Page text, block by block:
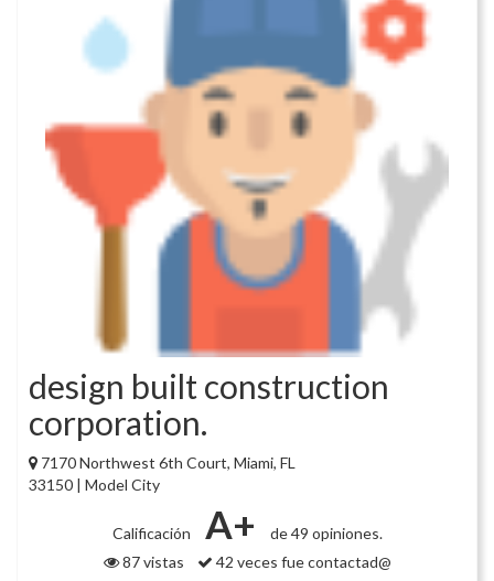
design built construction
corporation.
7170 Northwest 6th Court, Miami, FL
33150 | Model City
Calificación A+
de 49 opiniones.
87 vistas
42 veces fue contactad@